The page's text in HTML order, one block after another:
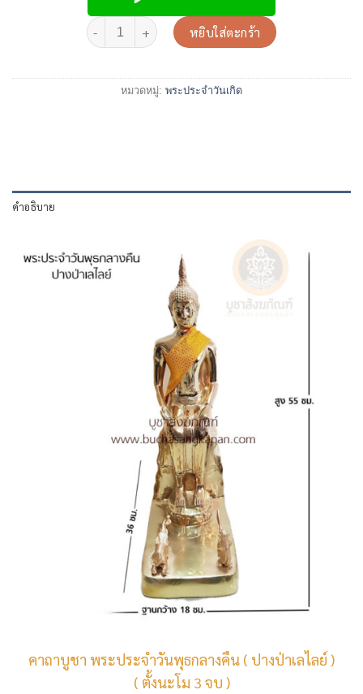
หยิบใส่ตะกร้า
หมวดหมู่: พระประจำวันเกิด
คำอธิบาย
คาถาบูชา พระประจำวันพุธกลางคืน ( ปางป่าเลไลย์ )
( ตั้งนะโม 3 จบ )